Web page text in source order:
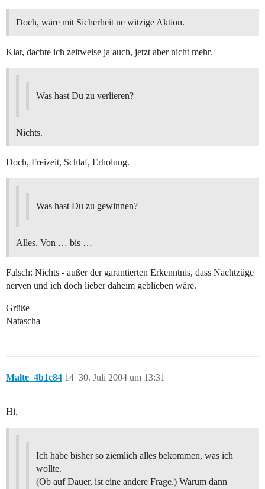
Doch, wäre mit Sicherheit ne witzige Aktion.
Klar, dachte ich zeitweise ja auch, jetzt aber nicht mehr.
Was hast Du zu verlieren?
Nichts.
Doch, Freizeit, Schlaf, Erholung.
Was hast Du zu gewinnen?
Alles. Von … bis …
Falsch: Nichts - außer der garantierten Erkenntnis, dass Nachtzüge
nerven und ich doch lieber daheim geblieben wäre.
Grüße
Natascha
Malte_4b1c84 30. Juli 2004 um 13:31
14
Hi,
Ich habe bisher so ziemlich alles bekommen, was ich
wollte.
(Ob auf Dauer, ist eine andere Frage.) Warum dann